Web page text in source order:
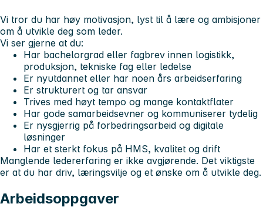
Vi tror du har høy motivasjon, lyst til å lære og ambisjoner
om å utvikle deg som leder.
Vi ser gjerne at du:
Har bachelorgrad eller fagbrev innen logistikk,
produksjon, tekniske fag eller ledelse
Er nyutdannet eller har noen års arbeidserfaring
Er strukturert og tar ansvar
Trives med høyt tempo og mange kontaktflater
Har gode samarbeidsevner og kommuniserer tydelig
Er nysgjerrig på forbedringsarbeid og digitale
løsninger
Har et sterkt fokus på HMS, kvalitet og drift
Manglende ledererfaring er ikke avgjørende. Det viktigste
er at du har driv, læringsvilje og et ønske om å utvikle deg.
Arbeidsoppgaver